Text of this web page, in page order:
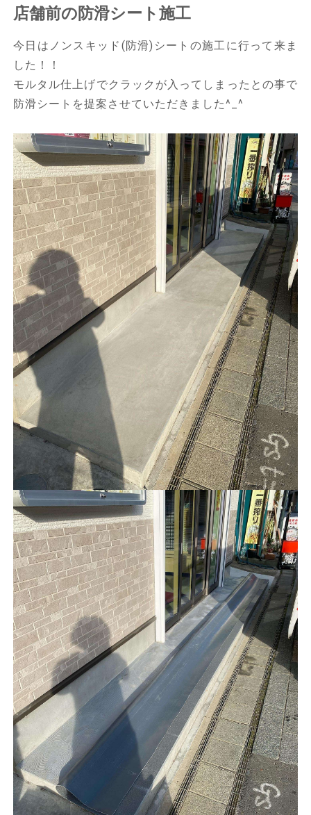
店舗前の防滑シート施工
今日はノンスキッド(防滑)シートの施工に行って来ま
した！！
モルタル仕上げでクラックが入ってしまったとの事で
防滑シートを提案させていただきました^_^